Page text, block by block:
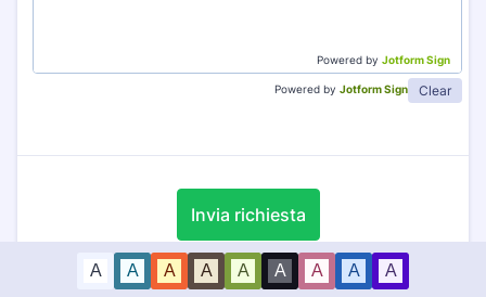
Powered by Jotform Sign
Powered by Jotform Sign Clear
Invia richiesta
A A A A A A A A A